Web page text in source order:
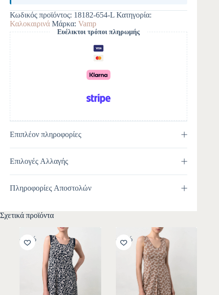
e
r
n
a
t
i
v
e
:
Κωδικός προϊόντος: 18182-654-L Κατηγορία:
Καλοκαιρινά Μάρκα: Vamp
Ευέλικτοι τρόποι πληρωμής
Επιπλέον πληροφορίες
Επιλογές Αλλαγής
Πληροφορίες Αποστολών
Σχετικά προϊόντα
-30% -30%